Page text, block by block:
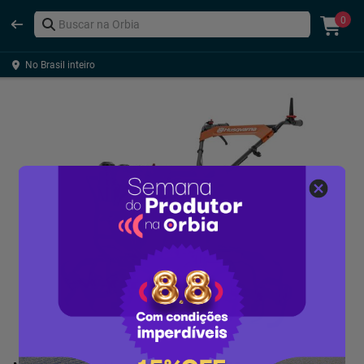
0
No Brasil inteiro